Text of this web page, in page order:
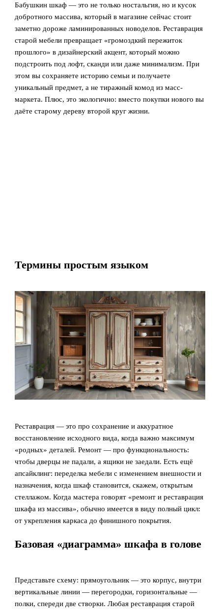
Бабушкин шкаф — это не только ностальгия, но и кусок
добротного массива, который в магазине сейчас стоит
заметно дороже ламинированных новоделов. Реставрация
старой мебели превращает «громоздкий пережиток
прошлого» в дизайнерский акцент, который можно
подстроить под лофт, сканди или даже минимализм. При
этом вы сохраняете историю семьи и получаете
уникальный предмет, а не тиражный комод из масс-
маркета. Плюс, это экологично: вместо покупки нового вы
даёте старому дереву второй круг жизни.
Термины простым языком
Реставрация — это про сохранение и аккуратное
восстановление исходного вида, когда важно максимум
«родных» деталей. Ремонт — про функциональность:
чтобы дверцы не падали, а ящики не заедали. Есть ещё
апсайклинг: переделка мебели с изменением внешности и
назначения, когда шкаф становится, скажем, открытым
стеллажом. Когда мастера говорят «ремонт и реставрация
шкафа из массива», обычно имеется в виду полный цикл:
от укрепления каркаса до финишного покрытия.
Базовая «диаграмма» шкафа в голове
Представьте схему: прямоугольник — это корпус, внутри
вертикальные линии — перегородки, горизонтальные —
полки, спереди две створки. Любая реставрация старой